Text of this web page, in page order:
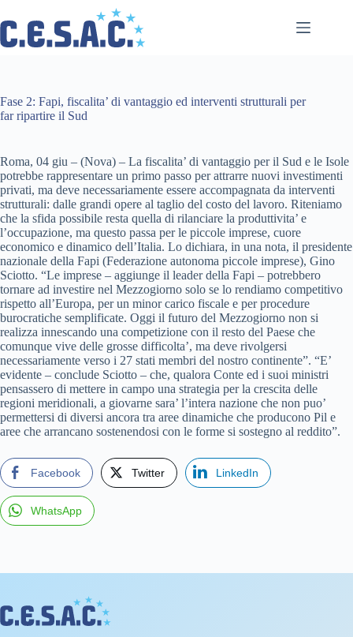
al
contenuto
Fase 2: Fapi, fiscalita’ di vantaggio ed interventi strutturali per
far ripartire il Sud
Roma, 04 giu – (Nova) – La fiscalita’ di vantaggio per il Sud e le Isole
potrebbe rappresentare un primo passo per attrarre nuovi investimenti
privati, ma deve necessariamente essere accompagnata da interventi
strutturali: dalle grandi opere al taglio del costo del lavoro. Riteniamo
che la sfida possibile resta quella di rilanciare la produttivita’ e
l’occupazione, ma questo passa per le piccole imprese, cuore
economico e dinamico dell’Italia. Lo dichiara, in una nota, il presidente
nazionale della Fapi (Federazione autonoma piccole imprese), Gino
Sciotto. “Le imprese – aggiunge il leader della Fapi – potrebbero
tornare ad investire nel Mezzogiorno solo se lo rendiamo competitivo
rispetto all’Europa, per un minor carico fiscale e per procedure
burocratiche semplificate. Oggi il futuro del Mezzogiorno non si
realizza innescando una competizione con il resto del Paese che
comunque vive delle grosse difficolta’, ma deve rivolgersi
necessariamente verso i 27 stati membri del nostro continente”. “E’
evidente – conclude Sciotto – che, qualora Conte ed i suoi ministri
pensassero di mettere in campo una strategia per la crescita delle
regioni meridionali, a giovarne sara’ l’intera nazione che non puo’
permettersi di diversi ancora tra aree dinamiche che producono Pil e
aree che arrancano sostenendosi con le forme si sostegno al reddito”.
Facebook Twitter LinkedIn
WhatsApp